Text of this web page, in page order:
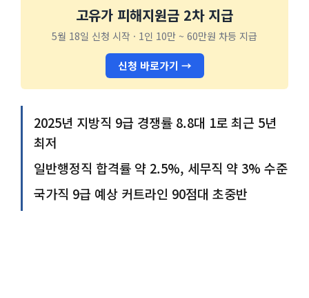
고유가 피해지원금 2차 지급
5월 18일 신청 시작 · 1인 10만 ~ 60만원 차등 지급
신청 바로가기 →
2025년 지방직 9급 경쟁률 8.8대 1로 최근 5년
최저
일반행정직 합격률 약 2.5%, 세무직 약 3% 수준
국가직 9급 예상 커트라인 90점대 초중반